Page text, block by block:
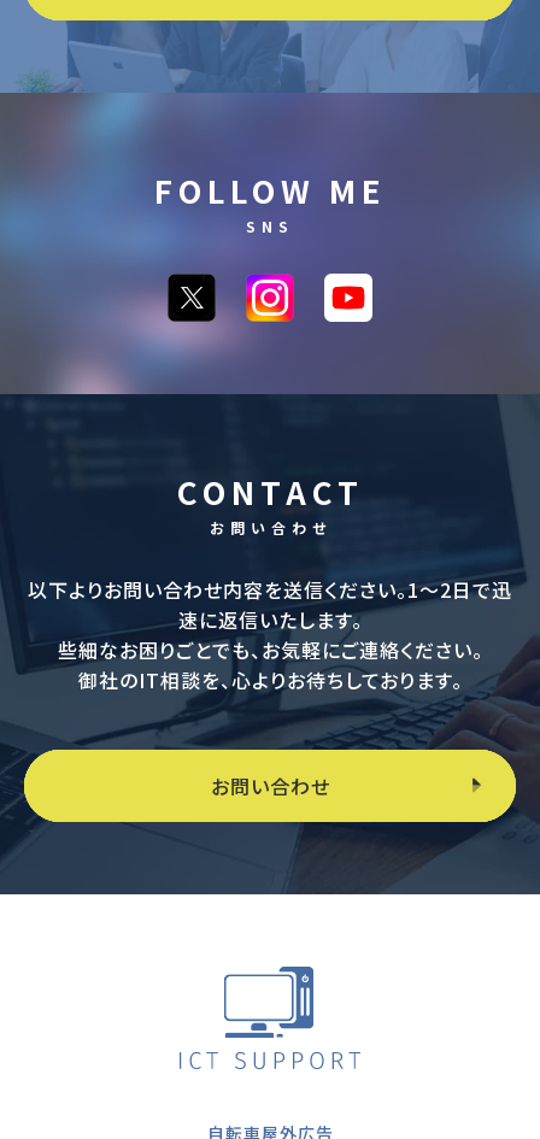
FOLLOW ME
SNS
CONTACT
お問い合わせ
以下よりお問い合わせ内容を送信ください。1〜2日で迅
速に返信いたします。
些細なお困りごとでも、お気軽にご連絡ください。
御社のIT相談を、心よりお待ちしております。
お問い合わせ
自転車屋外広告